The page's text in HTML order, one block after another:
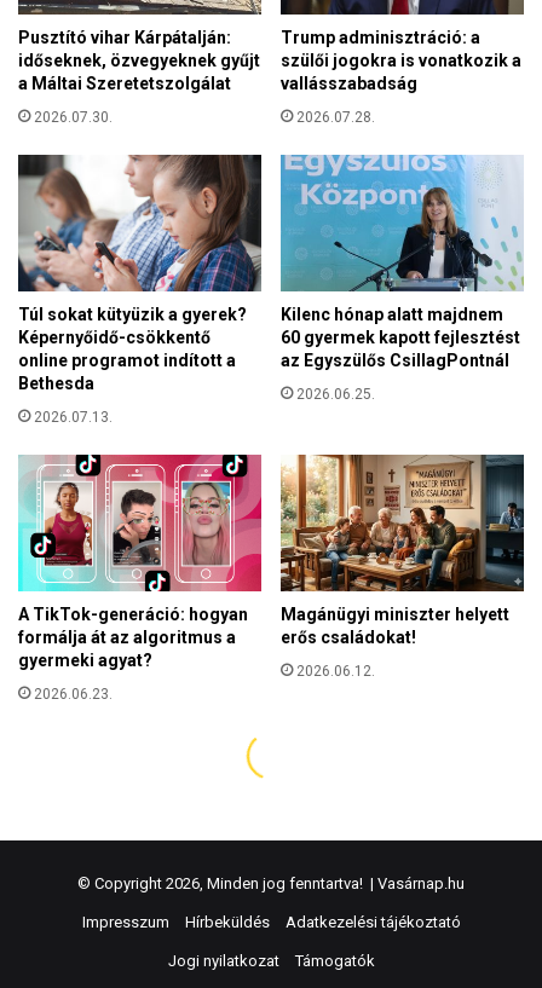
© Copyright 2026, Minden jog fenntartva! | Vasárnap.hu
Impresszum Hírbeküldés Adatkezelési tájékoztató
Jogi nyilatkozat Támogatók